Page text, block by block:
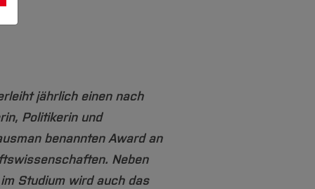
jährlich einen nach
Politikerin und
benannten Award an
Neben
Studium wird auch das